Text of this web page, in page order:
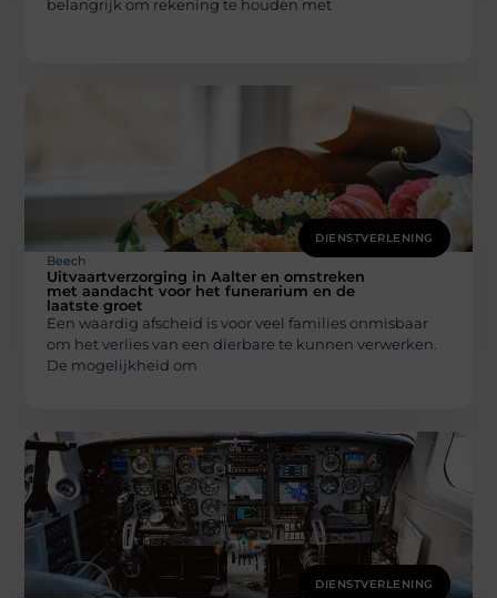
belangrijk om rekening te houden met
DIENSTVERLENING
Beech
Uitvaartverzorging in Aalter en omstreken
met aandacht voor het funerarium en de
laatste groet
Een waardig afscheid is voor veel families onmisbaar
om het verlies van een dierbare te kunnen verwerken.
De mogelijkheid om
DIENSTVERLENING